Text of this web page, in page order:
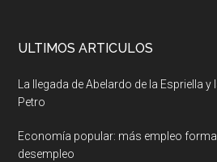
ULTIMOS ARTICULOS
La llegada de Abelardo de la Espriella
Petro
Economía popular: más empleo
desempleo